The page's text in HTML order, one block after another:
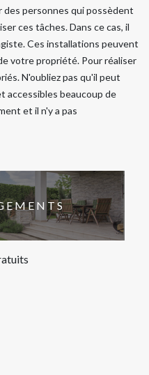
personnes qui possèdent
ces tâches. Dans ce cas, il
Ces installations peuvent
votre propriété. Pour réaliser
N'oubliez pas qu'il peut
accessibles beaucoup de
et il n'y a pas